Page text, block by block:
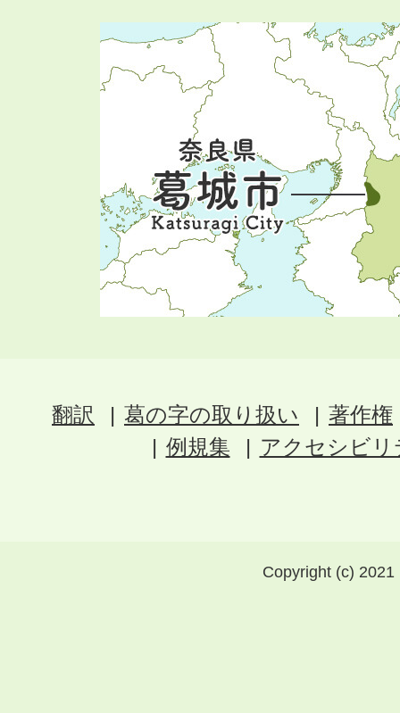
翻訳 葛の字の取り扱い
著作権
例規集
アクセシビ
Copyright (c)